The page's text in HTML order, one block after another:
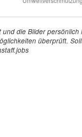
die Bilder
überprüft.